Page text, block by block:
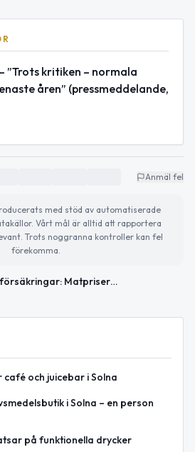
”Trots kritiken – normala
åren” (pressmeddelande,
Anmäl fel
med stöd av automatiserade
Vårt mål är alltid att rapportera
Trots noggranna kontroller kan fel
förekomma.
Länsförsäkringar: Matpriserna har ökat i ”normal takt” – fram till momssänkningen
och juicebar i Solna
i Solna – en person
på funktionella drycker